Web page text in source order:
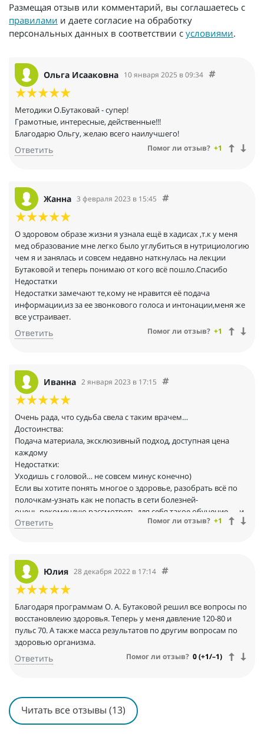
Размещая отзыв или комментарий, вы соглашаетесь с
правилами и даете согласие на обработку
персональных данных в соответствии с условиями.
Ольга Исааковна 10 января 2025 в 09:34
Методики О.Бутаковай - супер!
Грамотные, интересные, действенные!!!
Благодарю Ольгу, желаю всего наилучшего!
Ответить Помог ли отзыв? +1
Жанна 3 февраля 2023 в 15:45
О здоровом образе жизни я узнала ещё в хадисах ,т.к у меня
мед образование мне легко было углубиться в нутрициологию
чем я и занялась и совсем недавно наткнулась на лекции
Бутаковой и теперь понимаю от кого всё пошло.Спасибо
Недостатки
Недостатки замечают те,кому не нравится её подача
информации,из за ее звонкового голоса и интонации,меня же
все устраивает.
Ответить Помог ли отзыв? +1
Иванна 2 января 2023 в 17:15
Очень рада, что судьба свела с таким врачем…
Достоинства:
Подача материала, эксклюзивный подход, доступная цена
каждому
Недостатки:
Уходишь с головой… не совсем минус конечно)
Если вы хотите понять многое о здоровье, разобрать всё по
полочкам-узнать как не попасть в сети болезней-
очень рекомендую рассмотреть для себя такое обучение — и
в итоге взять на себя ответственность и управлять.
доктор педагогических наук имеющий 20 специальностей в
медицине, организатор и ректор» Академии здоровья »
международный эксперт в области технологий оздоровления и
сохранения здоровья.
Доктор и человек с большим сердцем- жаль что себя не
жалеет — помогает другим в ущерб своему режиму дня и т. д.
В доступ предоставляется личный кабинет- где будут видео,
статьи презентации, тесты и т. д.
Самое важное — материалы курса остаются на всегда!
к ним можно вернутся в любой момент, также есть поддержка
информации и такая подача!!
у меня есть с чем сравнить так как обучалась на диетолога
онлайн и сумма и польза значительно отличались в худшую
Ответить Помог ли отзыв? +1
Юлия 28 декабря 2022 в 17:14
Благодаря программам О. А. Бутаковой решил все вопросы по
восстановлеию здоровья. Теперь у меня давление 120-80 и
пульс 70. А также масса результатов по другим вопросам по
здоровью организма.
Ответить Помог ли отзыв? 0 (+1/–1)
Читать все отзывы (13)